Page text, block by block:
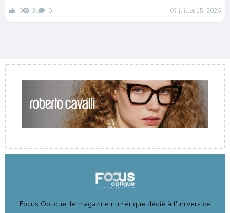
0 3k 0 juillet 15, 2026
Focus Optique, le magazine numérique dédié à l'univers de